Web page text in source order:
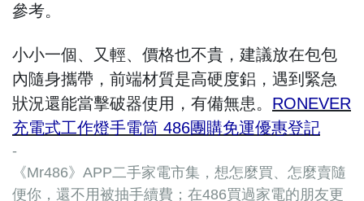
參考。
小小一個、又輕、價格也不貴，建議放在包包
內隨身攜帶，前端材質是高硬度鋁，遇到緊急
狀況還能當擊破器使用，有備無患。 RONEVER
充電式工作燈手電筒 486團購免運優惠登記
-
《Mr486》APP二手家電市集，想怎麼買、怎麼賣隨
便你，還不用被抽手續費；在486買過家電的朋友更